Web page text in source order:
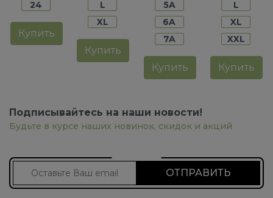
24
Купить
L
XL
Купить
5A
6A
7A
Купить
L
XL
XXL
Купить
Подписывайтесь на наши новости!
Будьте в курсе наших новинок, скидок и акций